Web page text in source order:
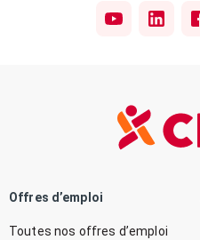
Offres d’emploi
Toutes nos offres d’emploi